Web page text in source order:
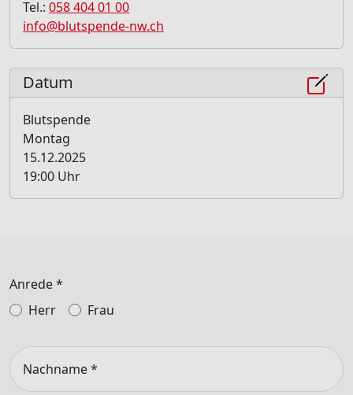
Tel.: 058 404 01 00
info@blutspende-nw.ch
Datum
Blutspende
Montag
15.12.2025
19:00 Uhr
Anrede*
Herr
Frau
Nachname*